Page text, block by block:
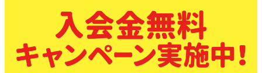
また、翌年の年長に向けて本格的なPLSシステム
®（ランクシステム）へスムーズに移行するための大
切な時期でもあります。しっかりペリカンクラスを修
了され、年長さんに進級されたお子様は、PLS級シス
なお子さんでも飽きずに楽しみながら身体全体で英語
を吸収し、興味を広げることができます。
リスニングホームワーク（PLSならではのオリジナル
デジタル教材）を使い、ご自宅でも英語に触れていた
だきます。
週1回 × 50分 月額 14,190 （税込）
中学⽣は50分授業・⾼校⽣は60分授業で、ヒアリン
グ・正しい発⾳・リーディング・読解⼒が⾝につく⼈
気クラスです。